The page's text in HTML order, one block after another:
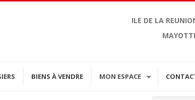
ILE DE LA
BIENS À VENDRE MON ESPACE